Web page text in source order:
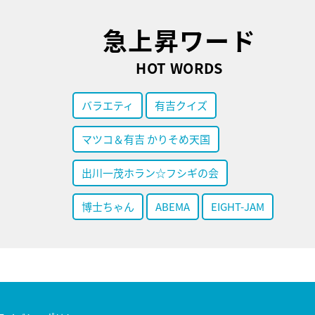
急上昇ワード
HOT WORDS
バラエティ 有吉クイズ
マツコ＆有吉 かりそめ天国
出川一茂ホラン☆フシギの会
博士ちゃん ABEMA EIGHT-JAM